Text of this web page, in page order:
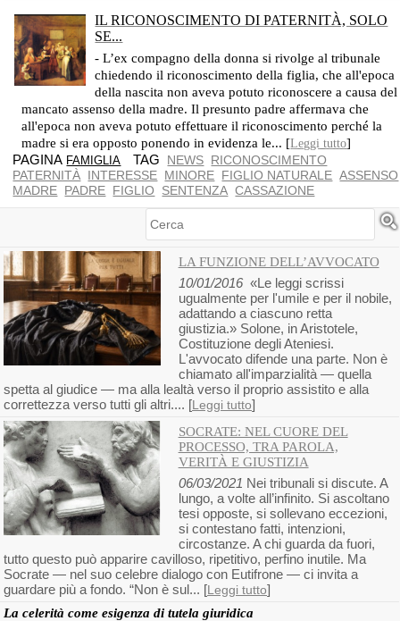
IL RICONOSCIMENTO DI PATERNITÀ, SOLO
SE...
- L’ex compagno della donna si rivolge al tribunale
chiedendo il riconoscimento della figlia, che all'epoca
della nascita non aveva potuto riconoscere a causa del
mancato assenso della madre. Il presunto padre affermava che
all'epoca non aveva potuto effettuare il riconoscimento perché la
madre si era opposto ponendo in evidenza le... [Leggi tutto]
PAGINA FAMIGLIA TAG NEWS RICONOSCIMENTO
PATERNITÀ INTERESSE MINORE FIGLIO NATURALE ASSENSO
MADRE PADRE FIGLIO SENTENZA CASSAZIONE
Cerca
LA FUNZIONE DELL’AVVOCATO
10/01/2016«Le leggi scrissi
ugualmente per l'umile e per il nobile,
adattando a ciascuno retta
giustizia.» Solone, in Aristotele,
Costituzione degli Ateniesi.
L'avvocato difende una parte. Non è
chiamato all'imparzialità — quella
spetta al giudice — ma alla lealtà verso il proprio assistito e alla
correttezza verso tutti gli altri.... [Leggi tutto]
SOCRATE: NEL CUORE DEL
PROCESSO, TRA PAROLA,
VERITÀ E GIUSTIZIA
06/03/2021 Nei tribunali si discute. A
lungo, a volte all’infinito. Si ascoltano
tesi opposte, si sollevano eccezioni,
si contestano fatti, intenzioni,
circostanze. A chi guarda da fuori,
tutto questo può apparire cavilloso, ripetitivo, perfino inutile. Ma
Socrate — nel suo celebre dialogo con Eutifrone — ci invita a
guardare più a fondo. “Non è sul... [Leggi tutto]
La celerità come esigenza di tutela giuridica